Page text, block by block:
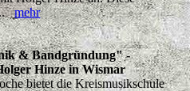
mehr
& Bandgründung" -
Hinze in Wismar
bietet die Kreismusikschule